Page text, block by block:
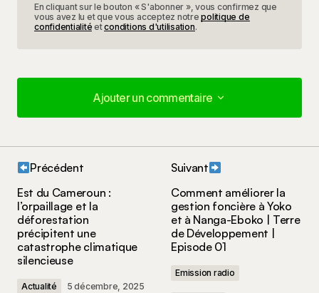
En cliquant sur le bouton « S'abonner », vous confirmez que
vous avez lu et que vous acceptez notrepolitique de
confidentialité etconditions d'utilisation.
Ajouter un commentaire
Ajouter un commentaire
champs obligatoires sont indiqués avec*
Votre commentaire
Précédent
Est du Cameroun :
l’orpaillage et la
déforestation
précipitent une
catastrophe climatique
silencieuse
Actualité 5 décembre, 2025
Suivant
Comment améliorer la
gestion foncière à Yoko
et à Nanga-Eboko | Terre
de Développement |
Episode 01
Emission radio